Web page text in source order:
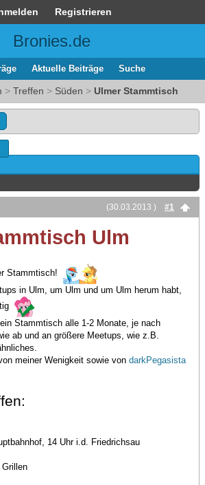
Registrieren
Bronies.de
Aktuelle Beiträge Suche
> Treffen > Süden > Ulmer Stammtisch
(30.03.2013 ) #1
Ulm
Stammtisch!
in Ulm, um Ulm und um Ulm herum habt,
Stammtisch alle 1-2 Monate, je nach
ab und an größere Meetups, wie z.B.
meiner Wenigkeit sowie von darkPegasista
14 Uhr i.d. Friedrichsau